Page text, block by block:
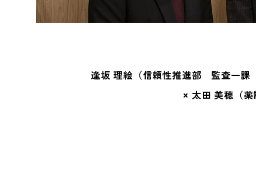
逢坂 理絵（信頼性推進部 監査一
× 太田 美穂（